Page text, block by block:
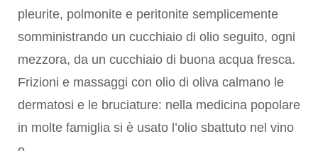
pleurite, polmonite e peritonite semplicemente
somministrando un cucchiaio di olio seguito, ogni
mezzora, da un cucchiaio di buona acqua fresca.
Frizioni e massaggi con olio di oliva calmano le
dermatosi e le bruciature: nella medicina popolare
in molte famiglia si è usato l’olio sbattuto nel vino